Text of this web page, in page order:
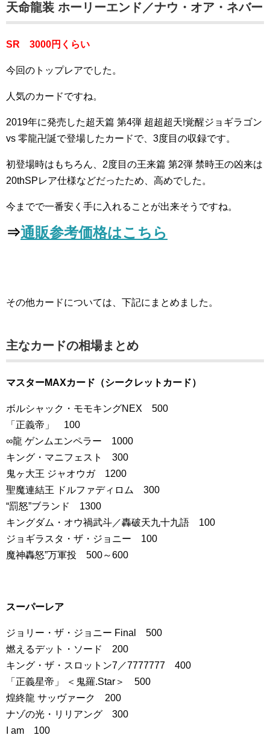
天命龍装 ホーリーエンド／ナウ・オア・ネバー
SR 3000円くらい
今回のトップレアでした。
人気のカードですね。
2019年に発売した超天篇 第4弾 超超超天!覚醒ジョギラゴン
vs 零龍卍誕で登場したカードで、3度目の収録です。
初登場時はもちろん、2度目の王来篇 第2弾 禁時王の凶来は
20thSPレア仕様などだったため、高めでした。
今までで一番安く手に入れることが出来そうですね。
⇒通販参考価格はこちら
その他カードについては、下記にまとめました。
主なカードの相場まとめ
マスターMAXカード（シークレットカード）
ボルシャック・モモキングNEX 500
「正義帝」 100
∞龍 ゲンムエンペラー 1000
キング・マニフェスト 300
鬼ヶ大王 ジャオウガ 1200
聖魔連結王 ドルファディロム 300
“罰怒”ブランド 1300
キングダム・オウ禍武斗／轟破天九十九語 100
ジョギラスタ・ザ・ジョニー 100
魔神轟怒”万軍投 500～600
スーパーレア
ジョリー・ザ・ジョニー Final 500
燃えるデット・ソード 200
キング・ザ・スロットン7／7777777 400
「正義星帝」 ＜鬼羅.Star＞ 500
煌終龍 サッヴァーク 200
ナゾの光・リリアング 300
I am 100